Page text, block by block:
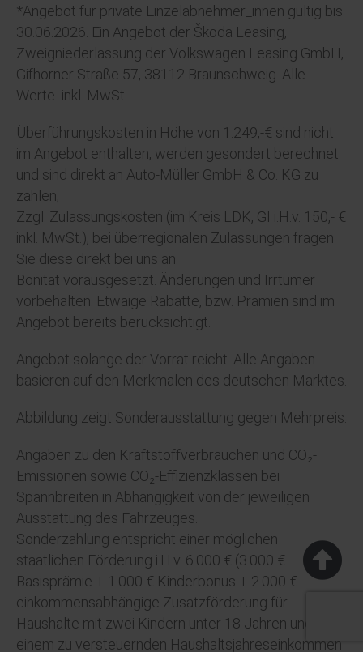
*Angebot für private Einzelabnehmer_innen gültig bis
30.06.2026 Ein Angebot der Škoda Leasing,
Zweigniederlassung der Volkswagen Leasing GmbH,
Gifhorner Straße 57, 38112 Braunschweig. Alle
Werte inkl. MwSt.
Überführungskosten in Höhe von 1.249,-€ sind nicht
im Angebot enthalten, werden gesondert berechnet
und sind direkt an Auto-Müller GmbH & Co. KG zu
zahlen,
Zzgl. Zulassungskosten (im Kreis LDK, GI i.H.v. 150,- €
inkl. MwSt.), bei überregionalen Zulassungen fragen
Sie diese direkt bei uns an.
Bonität vorausgesetzt. Änderungen und Irrtümer
vorbehalten. Etwaige Rabatte, bzw. Prämien sind im
Angebot bereits berücksichtigt.
Angebot solange der Vorrat reicht. Alle Angaben
basieren auf den Merkmalen des deutschen Marktes.
Abbildung zeigt Sonderausstattung gegen Mehrpreis.
Angaben zu den Kraftstoffverbräuchen und CO₂-
Emissionen sowie CO₂-Effizienzklassen bei
Spannbreiten in Abhängigkeit von der jeweiligen
Ausstattung des Fahrzeuges.
Sonderzahlung entspricht einer möglichen
staatlichen Förderung i.H.v. 6.000 € (3.000 €
Basisprämie + 1.000 € Kinderbonus + 2.000 €
einkommensabhängige Zusatzförderung für
Haushalte mit zwei Kindern unter 18 Jahren und
einem zu versteuernden Haushaltsjahreseinkommen